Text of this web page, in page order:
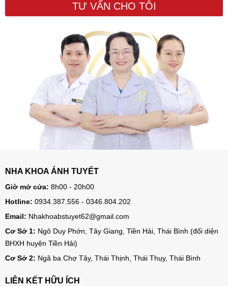
TƯ VẤN CHO TÔI
NHA KHOA ÁNH TUYẾT
Giờ mở cửa: 8h00 - 20h00
Hotline: 0934.387.556 - 0346.804.202
Email: Nhakhoabstuyet62@gmail.com
Cơ Sở 1: Ngô Duy Phớn, Tây Giang, Tiền Hải, Thái Bình (đối diện
BHXH huyện Tiền Hải)
Cơ Sở 2: Ngã ba Chợ Tây, Thái Thịnh, Thái Thụy, Thái Bình
LIÊN KẾT HỮU ÍCH